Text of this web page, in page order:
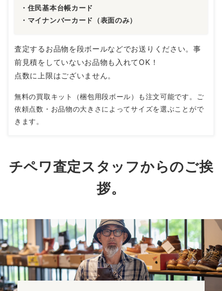
・住民基本台帳カード
・マイナンバーカード（表面のみ）
査定するお品物を段ボールなどでお送りください。事
前見積をしていないお品物も入れてOK！
点数に上限はございません。
無料の買取キット（梱包用段ボール）も注文可能です。ご
依頼点数・お品物の大きさによってサイズを選ぶことがで
きます。
チペワ査定スタッフからのご挨
拶。